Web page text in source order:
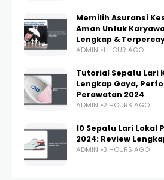
Memilih Asuransi
Aman Untuk
Lengkap &
ADMIN 1 HOUR AGO
Tutorial Sepatu Lari
Lengkap Gaya,
Perawatan 2024
ADMIN 2 HOURS AGO
10 Sepatu Lari Lokal
2024: Review
ADMIN 3 HOURS AGO